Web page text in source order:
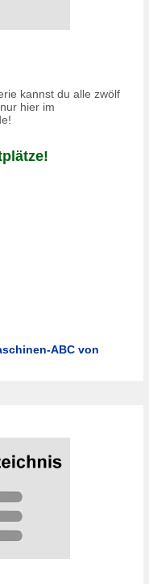
kannst du alle zwölf
hier im
ABC von